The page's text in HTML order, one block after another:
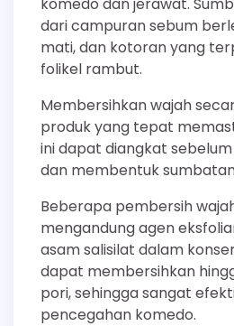
dari campuran sebum
mati, dan kotoran yang
folikel rambut.
Membersihkan wajah
produk yang tepat
ini dapat diangkat
dan membentuk
Beberapa pembersih
mengandung agen
asam salisilat dalam
dapat membersihkan
pori, sehingga sangat
pencegahan komedo.